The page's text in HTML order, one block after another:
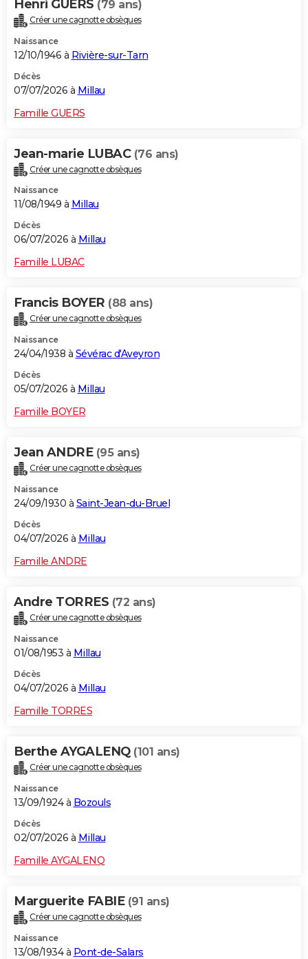
Henri GUERS (79 ans)
Créer une cagnotte obsèques
Naissance
12/10/1946 à Rivière-sur-Tarn
Décès
07/07/2026 à Millau
Famille GUERS
Jean-marie LUBAC (76 ans)
Créer une cagnotte obsèques
Naissance
11/08/1949 à Millau
Décès
06/07/2026 à Millau
Famille LUBAC
Francis BOYER (88 ans)
Créer une cagnotte obsèques
Naissance
24/04/1938 à Sévérac d'Aveyron
Décès
05/07/2026 à Millau
Famille BOYER
Jean ANDRE (95 ans)
Créer une cagnotte obsèques
Naissance
24/09/1930 à Saint-Jean-du-Bruel
Décès
04/07/2026 à Millau
Famille ANDRE
Andre TORRES (72 ans)
Créer une cagnotte obsèques
Naissance
01/08/1953 à Millau
Décès
04/07/2026 à Millau
Famille TORRES
Berthe AYGALENQ (101 ans)
Créer une cagnotte obsèques
Naissance
13/09/1924 à Bozouls
Décès
02/07/2026 à Millau
Famille AYGALENQ
Marguerite FABIE (91 ans)
Créer une cagnotte obsèques
Naissance
13/08/1934 à Pont-de-Salars